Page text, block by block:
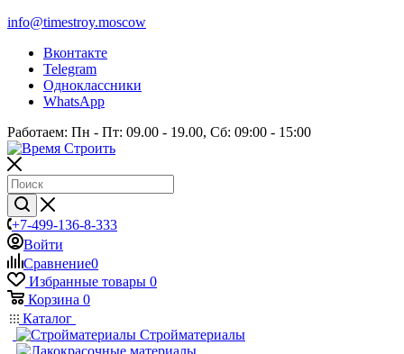
info@timestroy.moscow
Вконтакте
Telegram
Одноклассники
WhatsApp
Работаем: Пн - Пт: 09.00 - 19.00, Сб: 09:00 - 15:00
+7-499-136-8-333
Войти
Сравнение0
Избранные товары 0
Корзина 0
Каталог
Стройматериалы